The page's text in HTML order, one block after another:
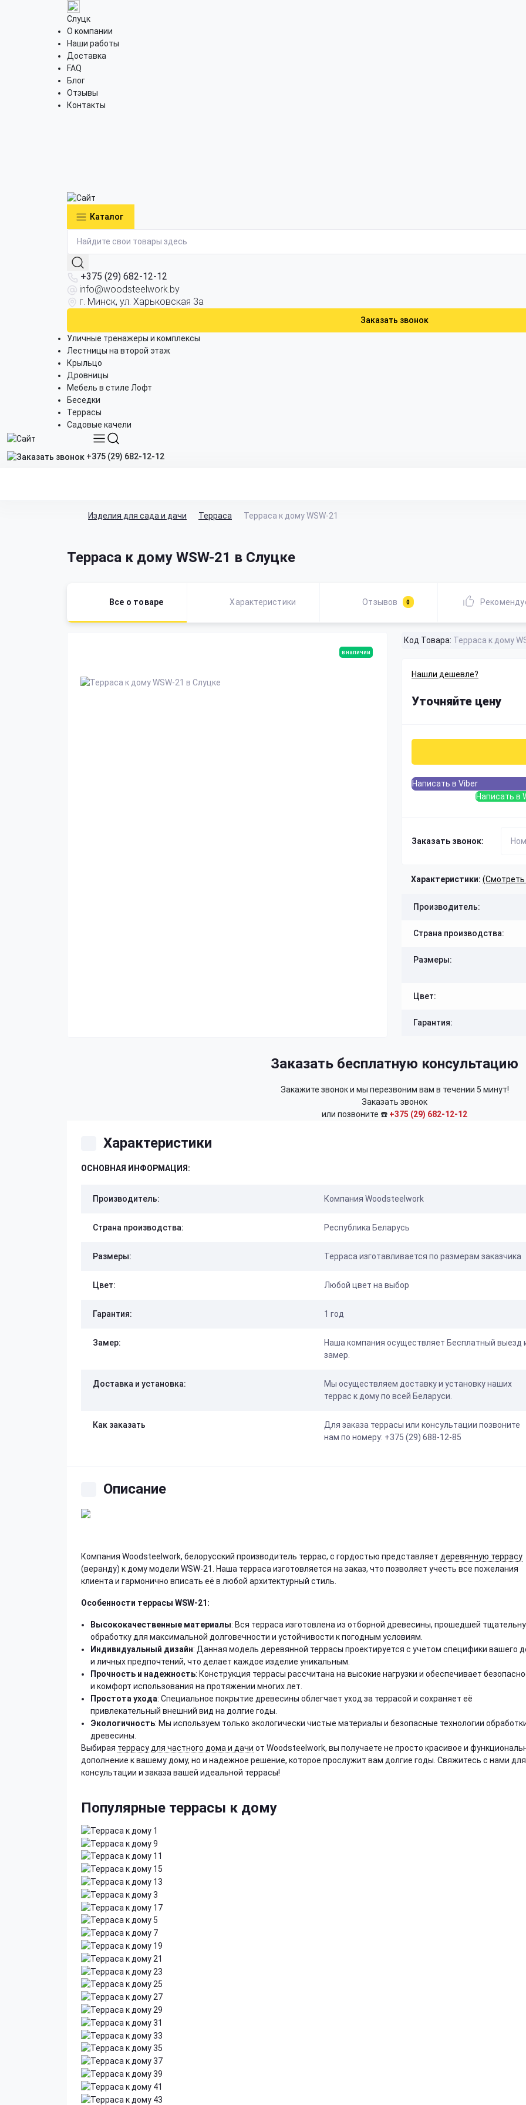
Слуцк
О компании
Наши работы
Доставка
FAQ
Блог
Отзывы
Контакты
Каталог
+375 (29) 682-12-12
info@woodsteelwork.by
г. Минск, ул. Харьковская 3а
Заказать звонок
Уличные тренажеры и комплексы
Лестницы на второй этаж
Крыльцо
Дровницы
Мебель в стиле Лофт
Беседки
Террасы
Садовые качели
+375 (29) 682-12-12
Изделия для сада и дачи Терраса Терраса к дому WSW-21
Терраса к дому WSW-21 в Слуцке
Все о товаре Характеристики Отзывов 0
в наличии
Код Товара: Терраса к дому
Нашли дешевле?
Уточняйте цену
Написать в Viber
Написать в
Заказать звонок:
Характеристики: (Смотреть
Производитель:
Страна производства:
Размеры:
Цвет:
Гарантия:
Заказать бесплатную консультацию
Закажите звонок и мы перезвоним вам в течении 5 минут!
Заказать звонок
или позвоните ☎️ +375 (29) 682-12-12
Характеристики
ОСНОВНАЯ ИНФОРМАЦИЯ:
Производитель: Компания Woodsteelwork
Страна производства: Республика Беларусь
Размеры: Терраса изготавливается по размерам заказчика
Цвет: Любой цвет на выбор
Гарантия: 1 год
Замер:
Наша компания осуществляет Бесплатный выезд
замер.
Доставка и установка:
Мы осуществляем доставку и установку наших
террас к дому по всей Беларуси.
Как заказать
Для заказа террасы или консультации позвоните
нам по номеру: +375 (29) 688-12-85
Описание
Компания Woodsteelwork, белорусский производитель террас, с гордостью представляет деревянную террасу
(веранду) к дому модели WSW-21. Наша терраса изготовляется на заказ, что позволяет учесть все пожелания
клиента и гармонично вписать её в любой архитектурный стиль.
Особенности террасы WSW-21:
Высококачественные материалы: Вся терраса изготовлена из отборной древесины, прошедшей
обработку для максимальной долговечности и устойчивости к погодным условиям.
Индивидуальный дизайн: Данная модель деревянной террасы проектируется с учетом специфики вашего
и личных предпочтений, что делает каждое изделие уникальным.
Прочность и надежность: Конструкция террасы рассчитана на высокие нагрузки и обеспечивает
и комфорт использования на протяжении многих лет.
Простота ухода: Специальное покрытие древесины облегчает уход за террасой и сохраняет её
привлекательный внешний вид на долгие годы.
Экологичность: Мы используем только экологически чистые материалы и безопасные технологии
древесины.
Выбирая террасу для частного дома и дачи от Woodsteelwork, вы получаете не просто красивое и
дополнение к вашему дому, но и надежное решение, которое прослужит вам долгие годы. Свяжитесь с нами для
консультации и заказа вашей идеальной террасы!
Популярные террасы к дому